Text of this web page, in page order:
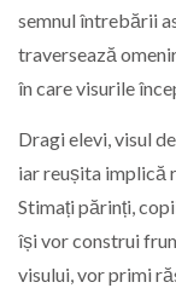
semnul întrebării
traversează
în care visurile
Dragi elevi, visul
iar reușita implică
Stimați părinți,
își vor construi
visului, vor primi